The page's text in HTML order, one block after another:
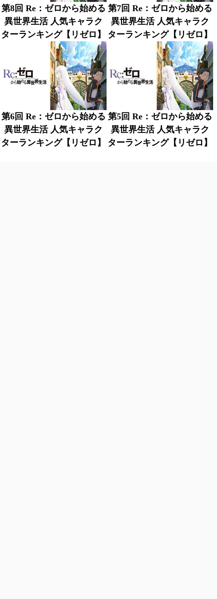
第8回 Re：ゼロから始める
異世界生活 人気キャラク
ターランキング【リゼロ】
第7回 Re：ゼロから始める
異世界生活 人気キャラク
ターランキング【リゼロ】
第6回 Re：ゼロから始める
異世界生活 人気キャラク
ターランキング【リゼロ】
第5回 Re：ゼロから始める
異世界生活 人気キャラク
ターランキング【リゼロ】